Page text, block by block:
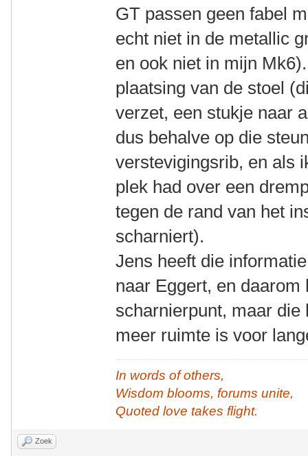
GT passen geen fabel
echt niet in de metallic
en ook niet in mijn
plaatsing van de stoel
verzet, een stukje naar
dus behalve op die
verstevigingsrib, en als
plek had over een
tegen de rand van het
scharniert).
Jens heeft die
naar Eggert, en
scharnierpunt, maar
meer ruimte is voor
In words of others,
Wisdom blooms, forums unite,
Quoted love takes flight.
Zoek